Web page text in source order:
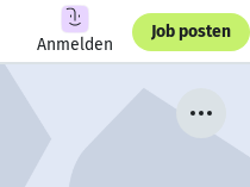
Anmelden
Job posten